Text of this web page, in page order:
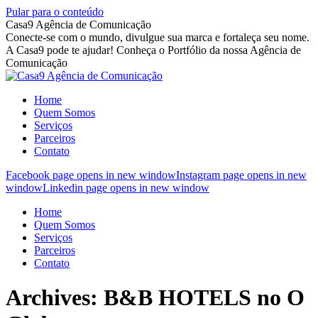
Pular para o conteúdo
Casa9 Agência de Comunicação
Conecte-se com o mundo, divulgue sua marca e fortaleça seu nome.
A Casa9 pode te ajudar! Conheça o Portfólio da nossa Agência de
Comunicação
Home
Quem Somos
Serviços
Parceiros
Contato
Facebook page opens in new windowInstagram page opens in new
windowLinkedin page opens in new window
Home
Quem Somos
Serviços
Parceiros
Contato
Archives: B&B HOTELS no O